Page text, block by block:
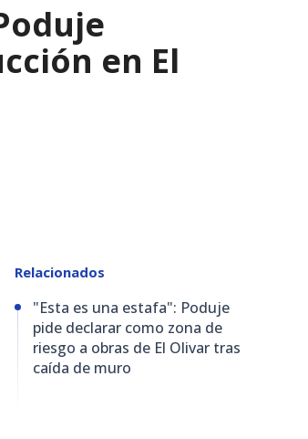
en El
Relacionados
"Esta es una estafa": Poduje
pide declarar como zona de
riesgo a obras de El Olivar tras
caída de muro